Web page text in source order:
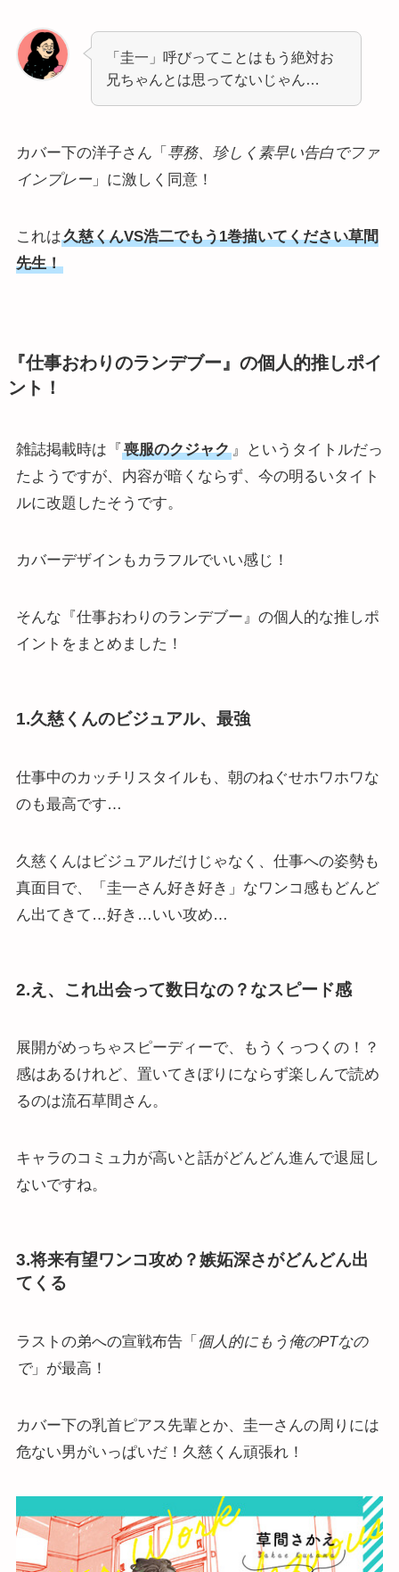
「圭一」呼びってことはもう絶対お
兄ちゃんとは思ってないじゃん…
カバー下の洋子さん「 専務、珍しく素早い告白でファ
インプレー」に激しく同意！
これは久慈くんVS浩二でもう1巻描いてください草間
先生！
『仕事おわりのランデブー』の個人的推しポイ
ント！
雑誌掲載時は『 喪服のクジャク』というタイトルだっ
たようですが、内容が暗くならず、今の明るいタイト
ルに改題したそうです。
カバーデザインもカラフルでいい感じ！
そんな『仕事おわりのランデブー』の個人的な推しポ
イントをまとめました！
1.久慈くんのビジュアル、最強
仕事中のカッチリスタイルも、朝のねぐせホワホワな
のも最高です…
久慈くんはビジュアルだけじゃなく、仕事への姿勢も
真面目で、「圭一さん好き好き」なワンコ感もどんど
ん出てきて…好き…いい攻め…
2.え、これ出会って数日なの？なスピード感
展開がめっちゃスピーディーで、もうくっつくの！？
感はあるけれど、置いてきぼりにならず楽しんで読め
るのは流石草間さん。
キャラのコミュ力が高いと話がどんどん進んで退屈し
ないですね。
3.将来有望ワンコ攻め？嫉妬深さがどんどん出
てくる
ラストの弟への宣戦布告「 個人的にもう俺のPTなの
で」が最高！
カバー下の乳首ピアス先輩とか、圭一さんの周りには
危ない男がいっぱいだ！久慈くん頑張れ！